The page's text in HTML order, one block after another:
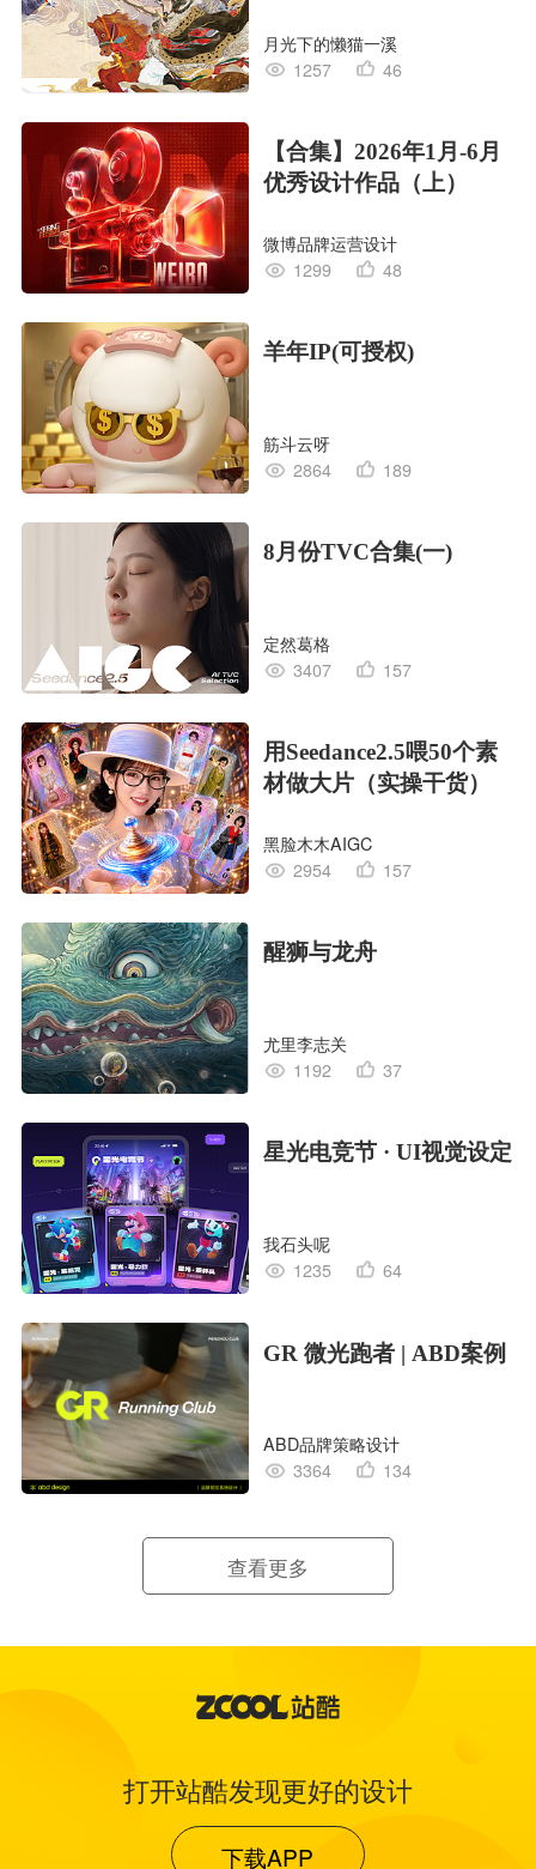
月光下的懒猫一溪
1257
46
【合集】2026年1月-6月
优秀设计作品（上）
微博品牌运营设计
1299
48
羊年IP(可授权)
筋斗云呀
2864
189
8月份TVC合集(一)
定然葛格
3407
157
用Seedance2.5喂50个素
材做大片（实操干货）
黑脸木木AIGC
2954
157
醒狮与龙舟
尤里李志关
1192
37
星光电竞节 · UI视觉设定
我石头呢
1235
64
GR 微光跑者 | ABD案例
ABD品牌策略设计
3364
134
查看更多
打开站酷发现更好的设计
下载APP